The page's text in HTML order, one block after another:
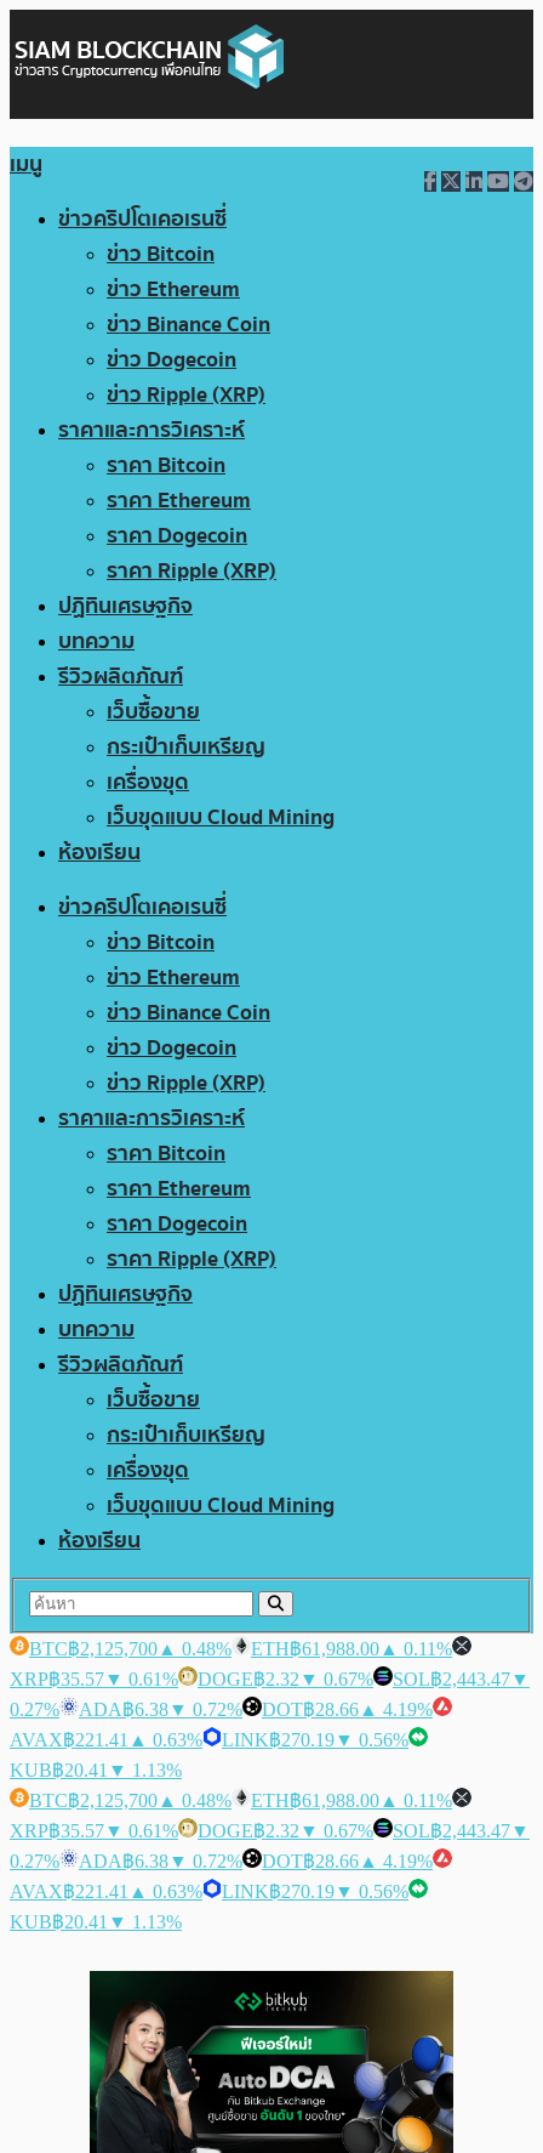
เมนู
ข่าวคริปโตเคอเรนซี่
ข่าว Bitcoin
ข่าว Ethereum
ข่าว Binance Coin
ข่าว Dogecoin
ข่าว Ripple (XRP)
ราคาและการวิเคราะห์
ราคา Bitcoin
ราคา Ethereum
ราคา Dogecoin
ราคา Ripple (XRP)
ปฏิทินเศรษฐกิจ
บทความ
รีวิวผลิตภัณฑ์
เว็บซื้อขาย
กระเป๋าเก็บเหรียญ
เครื่องขุด
เว็บขุดแบบ Cloud Mining
ห้องเรียน
ข่าวคริปโตเคอเรนซี่
ข่าว Bitcoin
ข่าว Ethereum
ข่าว Binance Coin
ข่าว Dogecoin
ข่าว Ripple (XRP)
ราคาและการวิเคราะห์
ราคา Bitcoin
ราคา Ethereum
ราคา Dogecoin
ราคา Ripple (XRP)
ปฏิทินเศรษฐกิจ
บทความ
รีวิวผลิตภัณฑ์
เว็บซื้อขาย
กระเป๋าเก็บเหรียญ
เครื่องขุด
เว็บขุดแบบ Cloud Mining
ห้องเรียน
BTC฿2,125,700 ▲ 0.48% ETH฿61,988.00 ▲ 0.11%
XRP฿35.57▼ 0.61% DOGE฿2.32 ▼ 0.67% SOL฿2,443.47▼
0.27%
ADA฿6.38▼ 0.72% DOT฿28.66 ▲ 4.19%
AVAX฿221.41 ▲ 0.63% LINK฿270.19▼ 0.56%
KUB฿20.41 ▼ 1.13%
BTC฿2,125,700 ▲ 0.48% ETH฿61,988.00 ▲ 0.11%
XRP฿35.57▼ 0.61% DOGE฿2.32 ▼ 0.67% SOL฿2,443.47▼
0.27%
ADA฿6.38▼ 0.72% DOT฿28.66 ▲ 4.19%
AVAX฿221.41 ▲ 0.63% LINK฿270.19▼ 0.56%
KUB฿20.41 ▼ 1.13%